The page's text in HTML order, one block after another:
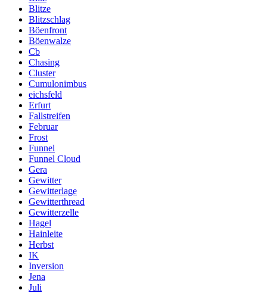
Blitze
Blitzschlag
Böenfront
Böenwalze
Cb
Chasing
Cluster
Cumulonimbus
eichsfeld
Erfurt
Fallstreifen
Februar
Frost
Funnel
Funnel Cloud
Gera
Gewitter
Gewitterlage
Gewitterthread
Gewitterzelle
Hagel
Hainleite
Herbst
IK
Inversion
Jena
Juli